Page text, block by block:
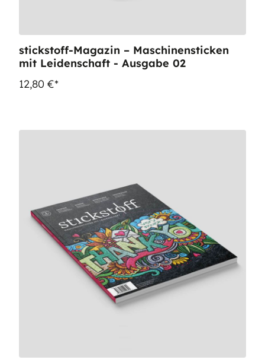
stickstoff-Magazin – Maschinensticken
mit Leidenschaft - Ausgabe 02
12,80 €*